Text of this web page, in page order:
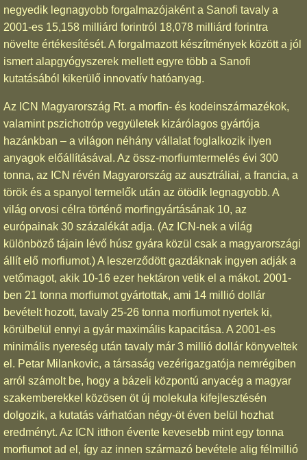
negyedik legnagyobb forgalmazójaként a Sanofi tavaly a
2001-es 15,158 milliárd forintról 18,078 milliárd forintra
növelte értékesítését. A forgalmazott készítmények között a jól
ismert alapgyógyszerek mellett egyre több a Sanofi
kutatásából kikerülő innovatív hatóanyag.
Az ICN Magyarország Rt. a morfin- és kodeinszármazékok,
valamint pszichotróp vegyületek kizárólagos gyártója
hazánkban – a világon néhány vállalat foglalkozik ilyen
anyagok előállításával. Az össz-morfiumtermelés évi 300
tonna, az ICN révén Magyarország az ausztráliai, a francia, a
török és a spanyol termelők után az ötödik legnagyobb. A
világ orvosi célra történő morfingyártásának 10, az
európainak 30 százalékát adja. (Az ICN-nek a világ
különböző tájain lévő húsz gyára közül csak a magyarországi
állít elő morfiumot.) A leszerződött gazdáknak ingyen adják a
vetőmagot, akik 10-16 ezer hektáron vetik el a mákot. 2001-
ben 21 tonna morfiumot gyártottak, ami 14 millió dollár
bevételt hozott, tavaly 25-26 tonna morfiumot nyertek ki,
körülbelül ennyi a gyár maximális kapacitása. A 2001-es
minimális nyereség után tavaly már 3 millió dollár könyveltek
el. Petar Milankovic, a társaság vezérigazgatója nemrégiben
arról számolt be, hogy a bázeli központú anyacég a magyar
szakemberekkel közösen öt új molekula kifejlesztésén
dolgozik, a kutatás várhatóan négy-öt éven belül hozhat
eredményt. Az ICN itthon évente kevesebb mint egy tonna
morfiumot ad el, így az innen származó bevétele alig félmillió